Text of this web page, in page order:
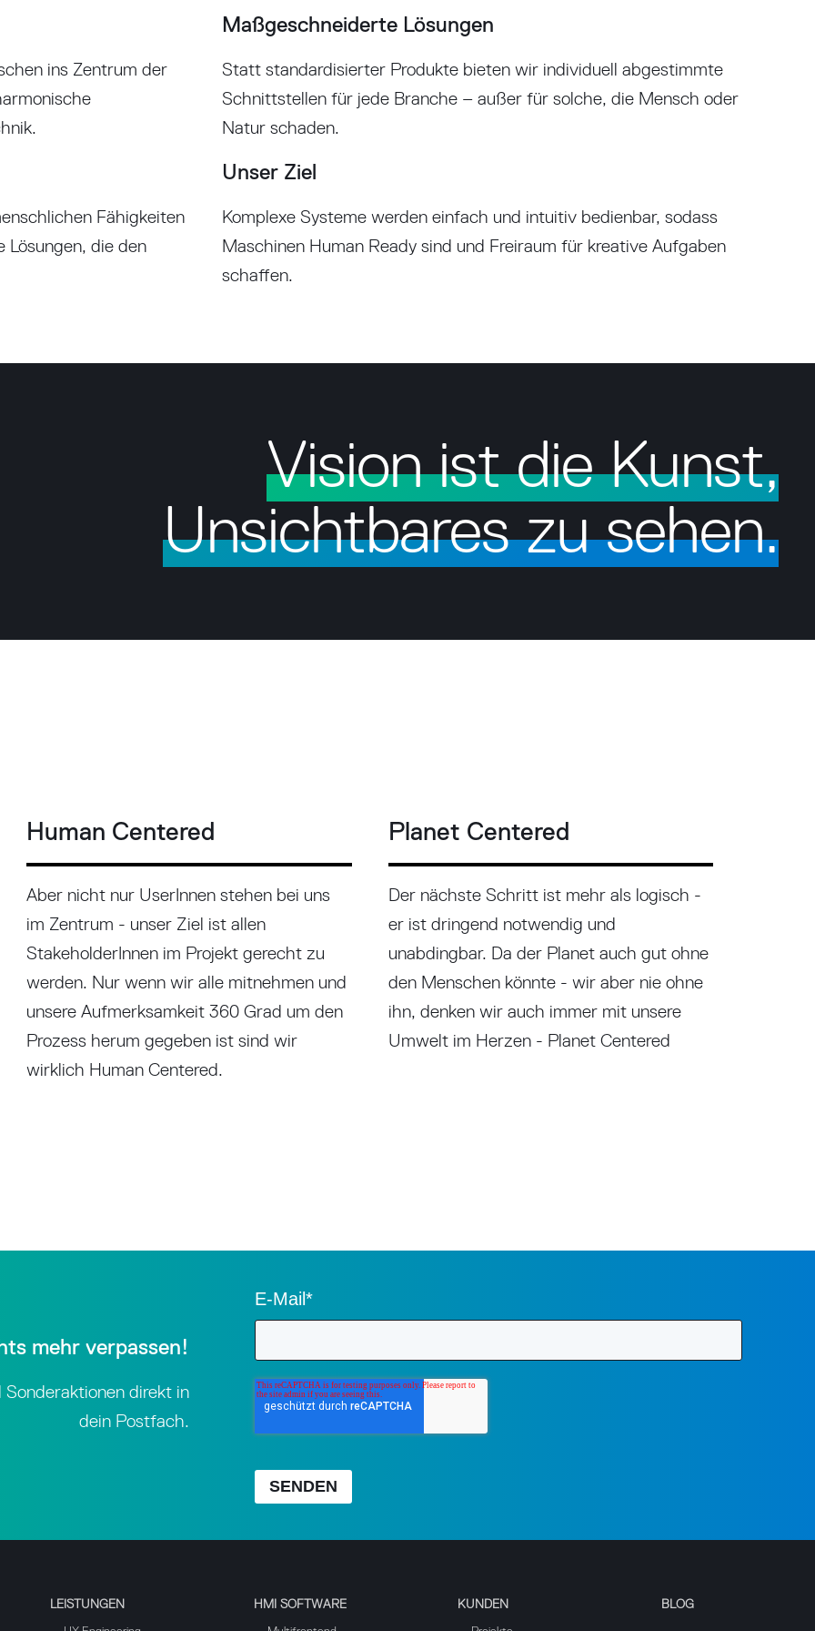
ins Zentrum der
Fähigkeiten
die den
Maßgeschneiderte Lösungen
Statt standardisierter Produkte bieten wir individuell abgestimmte
Schnittstellen für jede Branche – außer für solche, die Mensch oder
Natur schaden.
Unser Ziel
Komplexe Systeme werden einfach und intuitiv bedienbar, sodass
Maschinen Human Ready sind und Freiraum für kreative Aufgaben
schaffen.
Vision ist die Kunst,
Unsichtbares zu sehen.
Human Centered
Aber nicht nur UserInnen stehen bei uns
im Zentrum - unser Ziel ist allen
StakeholderInnen im Projekt gerecht zu
werden. Nur wenn wir alle mitnehmen und
unsere Aufmerksamkeit 360 Grad um den
Prozess herum gegeben ist sind wir
wirklich Human Centered.
Planet Centered
Der nächste Schritt ist mehr als logisch -
er ist dringend notwendig und
unabdingbar. Da der Planet auch gut ohne
den Menschen könnte - wir aber nie ohne
ihn, denken wir auch immer mit unsere
Umwelt im Herzen - Planet Centered
mehr verpassen!
direkt in
dein Postfach.
E-Mail*
SENDEN
LEISTUNGEN HMI SOFTWARE KUNDEN BLOG